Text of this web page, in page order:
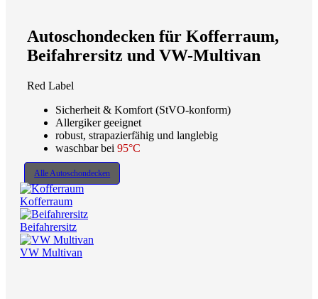
Autoschondecken für Kofferraum,
Beifahrersitz und VW-Multivan
Red Label
Sicherheit & Komfort (StVO-konform)
Allergiker geeignet
robust, strapazierfähig und langlebig
waschbar bei 95°C
Alle Autoschondecken
Kofferraum
Beifahrersitz
VW Multivan